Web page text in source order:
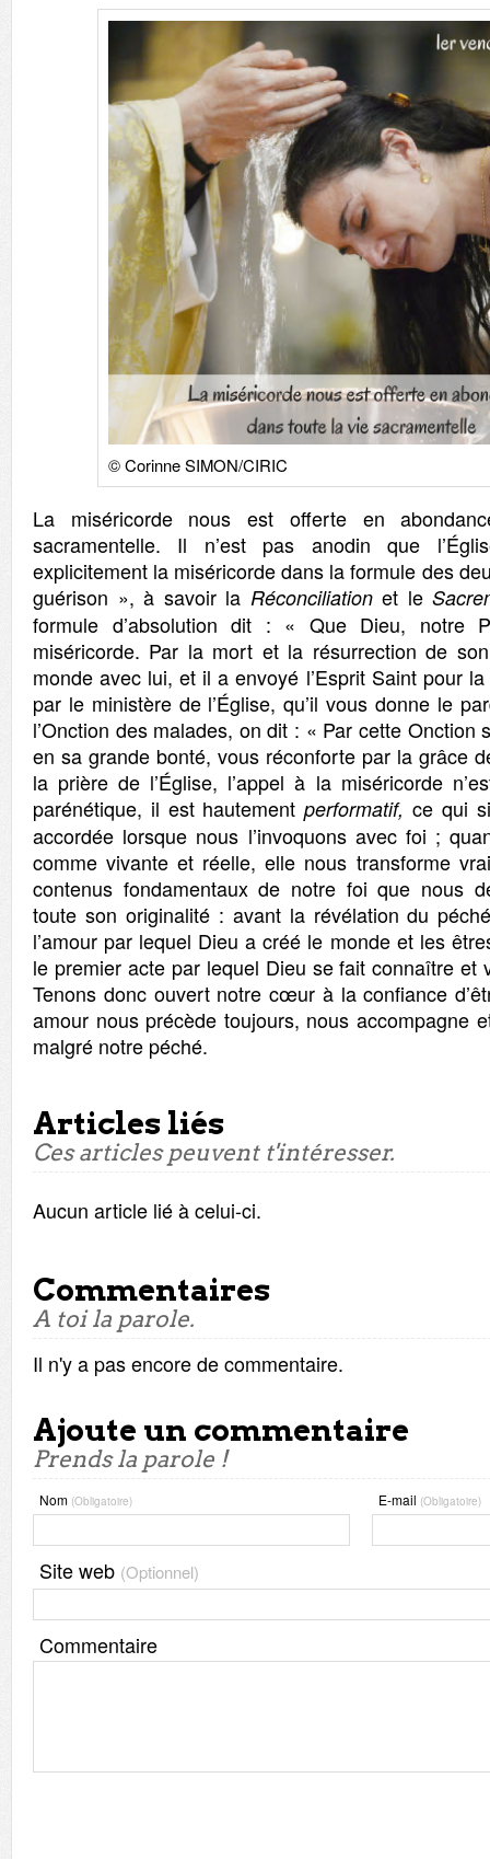
© Corinne SIMON/CIRIC
La miséricorde nous est offerte en
sacramentelle. Il n’est pas anodin que
explicitement la miséricorde dans la formule des
guérison », à savoir la Réconciliationet le
formule d’absolution dit : « Que Dieu, notre
miséricorde. Par la mort et la résurrection de
monde avec lui, et il a envoyé l’Esprit Saint pour
par le ministère de l’Église, qu’il vous donne le
l’Onction des malades, on dit : « Par cette Onction
en sa grande bonté, vous réconforte par la grâce
la prière de l’Église, l’appel à la miséricorde
parénétique, il est hautementperformatif, ce qui
accordée lorsque nous l’invoquons avec foi ;
comme vivante et réelle, elle nous transforme
contenus fondamentaux de notre foi que nous
toute son originalité : avant la révélation du
l’amour par lequel Dieu a créé le monde et les
le premier acte par lequel Dieu se fait connaître et
Tenons donc ouvert notre cœur à la confiance
amour nous précède toujours, nous accompagne
malgré notre péché.
Articles liés
Ces articles peuvent t'intéresser.
Aucun article lié à celui-ci.
Commentaires
A toi la parole.
Il n'y a pas encore de commentaire.
Ajoute un commentaire
Prends la parole !
Nom (Obligatoire) E-mail (Obligatoire)
Site web (Optionnel)
Commentaire